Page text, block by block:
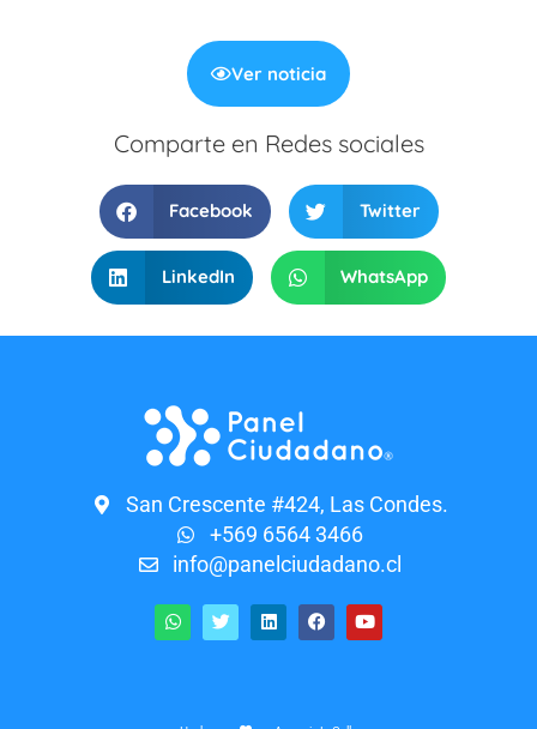
Ver noticia
Comparte en Redes sociales
Facebook Twitter
LinkedIn WhatsApp
San Crescente #424, Las Condes.
+569 6564 3466
info@panelciudadano.cl